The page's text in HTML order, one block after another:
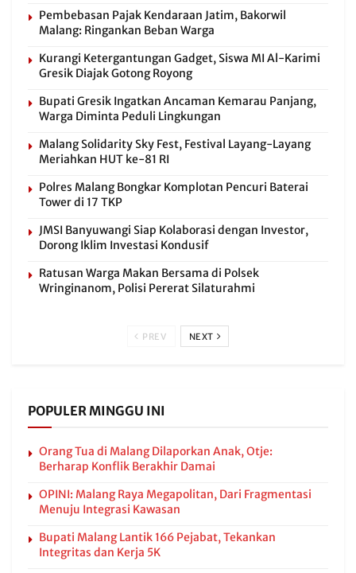
Pembebasan Pajak Kendaraan Jatim, Bakorwil
Malang: Ringankan Beban Warga
Kurangi Ketergantungan Gadget, Siswa MI Al-Karimi
Gresik Diajak Gotong Royong
Bupati Gresik Ingatkan Ancaman Kemarau Panjang,
Warga Diminta Peduli Lingkungan
Malang Solidarity Sky Fest, Festival Layang-Layang
Meriahkan HUT ke-81 RI
Polres Malang Bongkar Komplotan Pencuri Baterai
Tower di 17 TKP
JMSI Banyuwangi Siap Kolaborasi dengan Investor,
Dorong Iklim Investasi Kondusif
Ratusan Warga Makan Bersama di Polsek
Wringinanom, Polisi Pererat Silaturahmi
PREV NEXT
POPULER MINGGU INI
Orang Tua di Malang Dilaporkan Anak, Otje:
Berharap Konflik Berakhir Damai
OPINI: Malang Raya Megapolitan, Dari Fragmentasi
Menuju Integrasi Kawasan
Bupati Malang Lantik 166 Pejabat, Tekankan
Integritas dan Kerja 5K